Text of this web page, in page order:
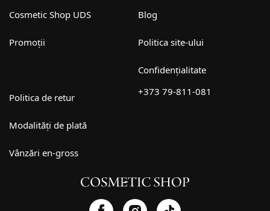
Cosmetic Shop UDS
Promoții
Blog
Politica site-ului
Confidențialitate
Politica de retur
Modalități de plată
Vânzări en-gross
+373 79-811-081